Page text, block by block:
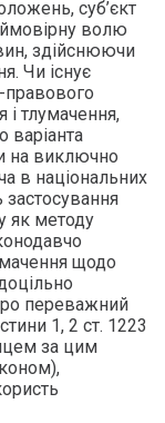
суб’єкт
ймовірну волю
здійснюючи
Чи існує
правового
тлумачення,
варіанта
на виключно
в національних
застосування
як методу
щодо
переважний
1, 2 ст. 1223
за цим